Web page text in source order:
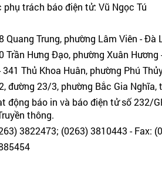
phụ trách báo điện tử: Vũ Ngọc Tú
Quang Trung, phường Lâm Viên -
Trần Hưng Đạo, phường Xuân
341 Thủ Khoa Huân, phường Phú
đường 23/3, phường Bắc Gia
động báo in và báo điện tử số 232/
thông.
3822473; (0263) 3810443 - Fax: